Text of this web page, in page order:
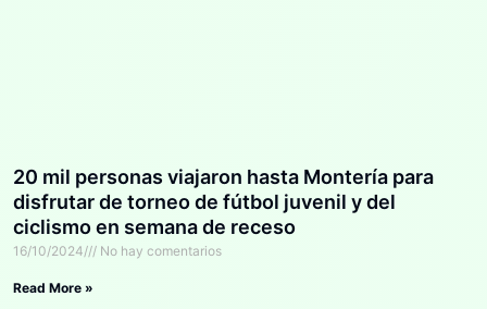
20 mil personas viajaron hasta Montería para
disfrutar de torneo de fútbol juvenil y del
ciclismo en semana de receso
16/10/2024 No hay comentarios
Read More »